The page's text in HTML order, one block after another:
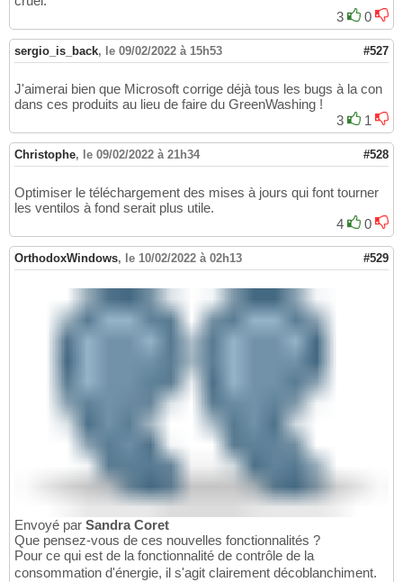
3
0
sergio_is_back, le 09/02/2022 à 15h53 #527
J'aimerai bien que Microsoft corrige déjà tous les bugs à la con
dans ces produits au lieu de faire du GreenWashing !
3
1
Christophe, le 09/02/2022 à 21h34 #528
Optimiser le téléchargement des mises à jours qui font tourner
les ventilos à fond serait plus utile.
4
0
OrthodoxWindows, le 10/02/2022 à 02h13 #529
Envoyé par Sandra Coret
Que pensez-vous de ces nouvelles fonctionnalités ?
Pour ce qui est de la fonctionnalité de contrôle de la
consommation d'énergie, il s'agit clairement décoblanchiment.